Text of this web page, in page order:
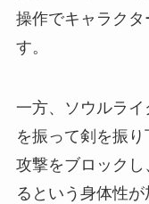
操作でキャラク
す。
一方、ソウルラ
を振って剣を振
攻撃をブロック
るという身体性が